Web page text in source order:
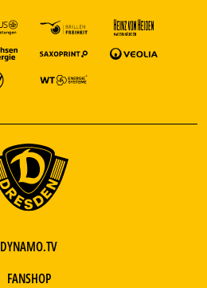
DYNAMO.TV
FANSHOP